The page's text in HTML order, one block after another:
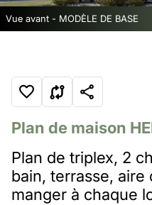
Vue avant - MODÈLE DE BASE
Plan de maison
Plan de triplex, 2
bain, terrasse,
manger à chaque